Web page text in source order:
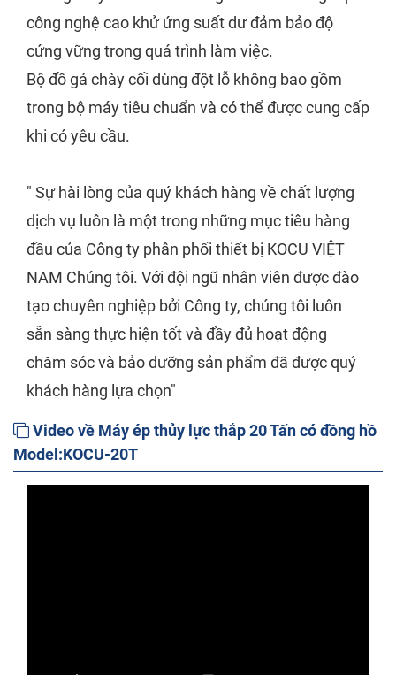
công nghệ cao khử ứng suất dư đảm bảo độ
cứng vững trong quá trình làm việc.
Bộ đồ gá chày cối dùng đột lỗ không bao gồm
trong bộ máy tiêu chuẩn và có thể được cung cấp
khi có yêu cầu.
" Sự hài lòng của quý khách hàng về chất lượng
dịch vụ luôn là một trong những mục tiêu hàng
đầu của Công ty phân phối thiết bị KOCU VIỆT
NAM Chúng tôi. Với đội ngũ nhân viên được đào
tạo chuyên nghiệp bởi Công ty, chúng tôi luôn
sẵn sàng thực hiện tốt và đầy đủ hoạt động
chăm sóc và bảo dưỡng sản phẩm đã được quý
khách hàng lựa chọn"
Video về Máy ép thủy lực thắp 20 Tấn có đồng hồ
Model:KOCU-20T